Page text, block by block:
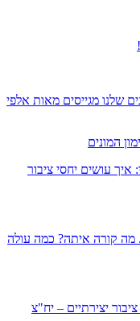
שלנו מגייסים מאות אלפי
עושים יחסי ציבור
מה קורה איתה? כמה עולה
יצירתיים – יח"צ